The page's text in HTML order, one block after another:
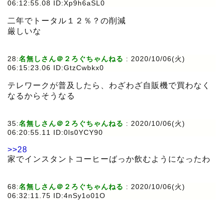
06:12:55.08 ID:Xp9h6aSL0
二年でトータル１２％？の削減
厳しいな
28:名無しさん＠２ろぐちゃんねる : 2020/10/06(火)
06:15:23.06 ID:GtzCwbkx0
テレワークが普及したら、わざわざ自販機で買わなく
なるからそうなる
35:名無しさん＠２ろぐちゃんねる : 2020/10/06(火)
06:20:55.11 ID:0ls0YCY90
>>28
家でインスタントコーヒーばっか飲むようになったわ
68:名無しさん＠２ろぐちゃんねる : 2020/10/06(火)
06:32:11.75 ID:4nSy1o01O